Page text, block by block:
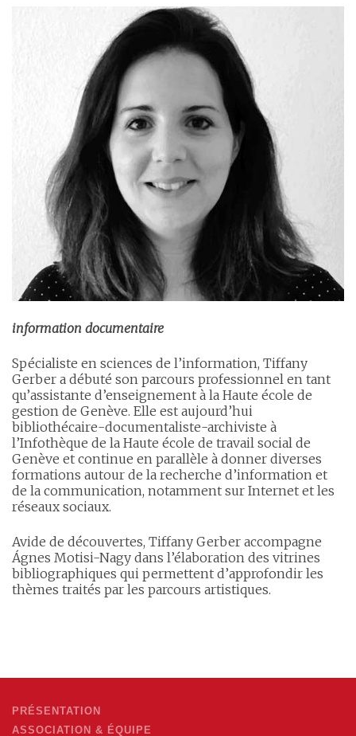
information documentaire
Spécialiste en sciences de l’information, Tiffany
Gerber a débuté son parcours professionnel en tant
qu’assistante d’enseignement à la Haute école de
gestion de Genève. Elle est aujourd’hui
bibliothécaire-documentaliste-archiviste à
l’Infothèque de la Haute école de travail social de
Genève et continue en parallèle à donner diverses
formations autour de la recherche d’information et
de la communication, notamment sur Internet et les
réseaux sociaux.
Avide de découvertes, Tiffany Gerber accompagne
Ágnes Motisi-Nagy dans l’élaboration des vitrines
bibliographiques qui permettent d’approfondir les
thèmes traités par les parcours artistiques.
PRÉSENTATION
ASSOCIATION & ÉQUIPE